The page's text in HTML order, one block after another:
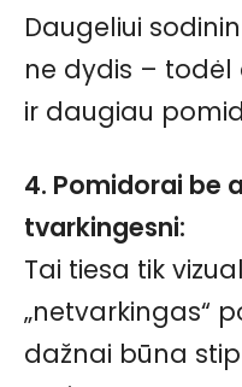
Daugeliui
ne dydis – todėl
ir daugiau
4. Pomidorai be
tvarkingesni:
Tai tiesa tik
„netvarkingas“
dažnai būna